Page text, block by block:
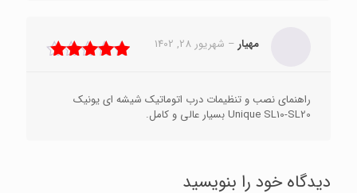
مهیار – شهریور 28, 1402
راهنمای نصب و تنظیمات درب اتوماتیک شیشه ای یونیک
Unique SL10-SL20 بسیار عالی و کامل.
دیدگاه خود را بنویسید